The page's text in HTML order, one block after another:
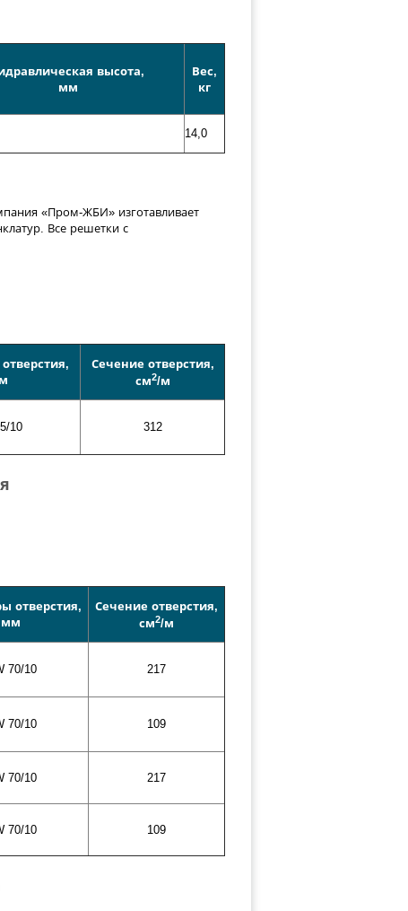
высота,
мм
Вес,
кг
14,0
«Пром-ЖБИ» изготавливает
Все решетки с
Сечение отверстия,
см2/м
10 312
отверстия,
мм
Сечение отверстия,
см2/м
70/10 217
70/10 109
70/10 217
70/10 109